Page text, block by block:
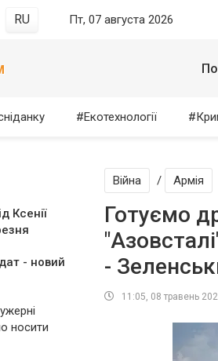
RU Пт, 07 августа 2026
Екотехнології
Ксенії
- новий
носити
Війна / Армія
Готуємо
-
11:05, 08 травень